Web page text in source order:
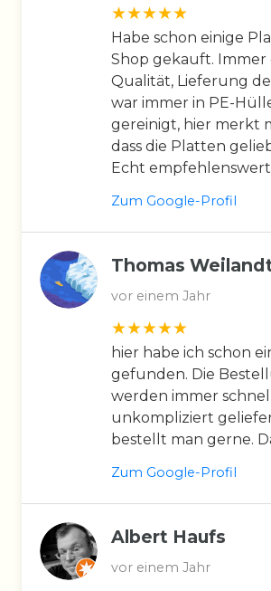
Habe schon einige
Shop gekauft.
Qualität, Lieferung
war immer in PE-
gereinigt, hier merkt
dass die Platten
Echt
Zum Google-Profil
Thomas
vor einem Jahr
hier habe ich schon
gefunden. Die
werden immer
unkompliziert
bestellt man gerne.
Zum Google-Profil
Albert Haufs
vor einem Jahr